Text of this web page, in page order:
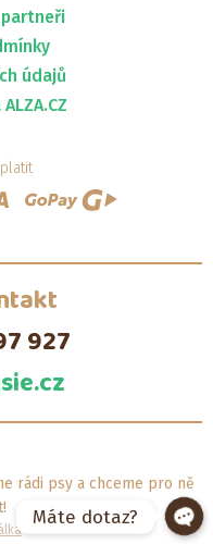
údajů
927
rádi psy a chceme pro ně
Máte dotaz?